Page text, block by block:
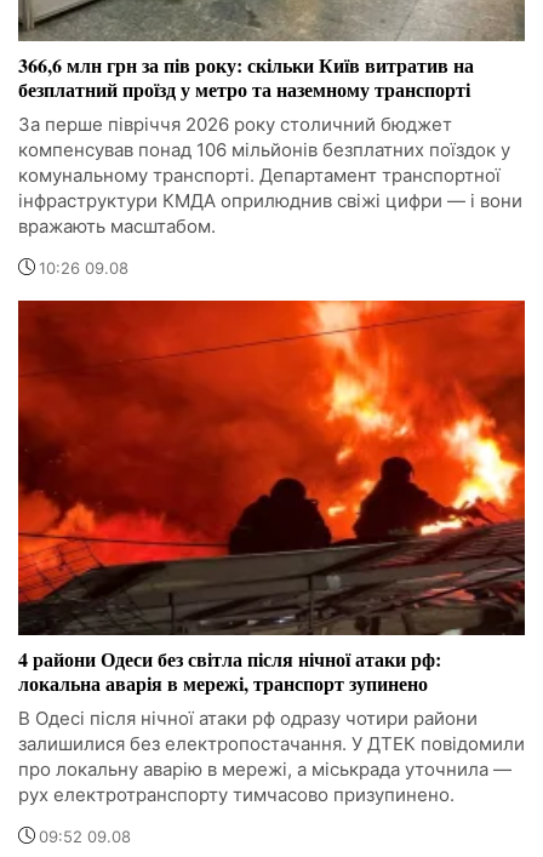
366,6 млн грн за пів року: скільки Київ витратив на
безплатний проїзд у метро та наземному транспорті
За перше півріччя 2026 року столичний бюджет
компенсував понад 106 мільйонів безплатних поїздок у
комунальному транспорті. Департамент транспортної
інфраструктури КМДА оприлюднив свіжі цифри — і вони
вражають масштабом.
10:26 09.08
4 райони Одеси без світла після нічної атаки рф:
локальна аварія в мережі, транспорт зупинено
В Одесі після нічної атаки рф одразу чотири райони
залишилися без електропостачання. У ДТЕК повідомили
про локальну аварію в мережі, а міськрада уточнила —
рух електротранспорту тимчасово призупинено.
09:52 09.08